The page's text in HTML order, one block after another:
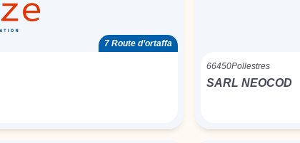
7 Route d’ortaffa
66450Pollestres
SARL NEOCOD